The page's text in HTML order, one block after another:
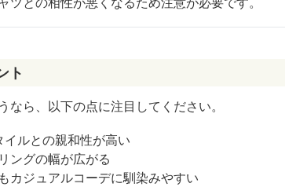
ト
ら、以下の点に注目してください。
ルとの親和性が高い
ングの幅が広がる
カジュアルコーデに馴染みやすい